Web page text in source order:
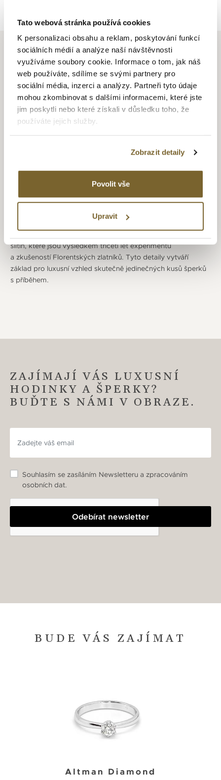
Tato webová stránka používá cookies
K personalizaci obsahu a reklam, poskytování funkcí
sociálních médií a analýze naší návštěvnosti
využíváme soubory cookie. Informace o tom, jak náš
web používáte, sdílíme se svými partnery pro
sociální média, inzerci a analýzy. Partneři tyto údaje
mohou zkombinovat s dalšími informacemi, které jste
jim poskytli nebo které získali v důsledku toho, že
používáte jejich služby.
Zobrazit detaily
Povolit vše
Upravit
CAMMILLI FIRENZE
Z Italského města Florencie, které je kolébkou umění a krásy,
to je Annamaria Cammilli nabízející unikátní styl šperků
výrobků. Speciální lesklo-matné efekty vykreslují povrch
od pohledu, aniž byste museli vidět štítek s názvem. Unikátní
design šperků je vždy inspirován přírodou a vyjadřuje
se nejlépe pomocí nečekaných barev zlata. Jako jediná
společnost na světe, má Cammilli kolekci v šesti různých
slitin, které jsou výsledkem třiceti let experimentů
a zkušeností Florentských zlatníků. Tyto detaily vytváří
základ pro luxusní vzhled skutečně jedinečných kusů šperků
s příběhem.
ZAJÍMAJÍ VÁS LUXUSNÍ
HODINKY A ŠPERKY?
BUĎTE S NÁMI V OBRAZE.
Odebírat newsletter
Souhlasím se zasíláním Newsletteru a zpracováním
osobních dat.
BUDE VÁS ZAJÍMAT
Altman Diamond